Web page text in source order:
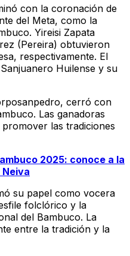
con la coronación de
del Meta, como la
Yireisi Zapata
(Pereira) obtuvieron
respectivamente. El
Huilense y su
cerró con
Las ganadoras
las tradiciones
2025: conoce a la
su papel como vocera
folclórico y la
del Bambuco. La
entre la tradición y la